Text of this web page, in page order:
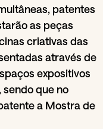
patentes
as peças
criativas das
através de
expositivos
que no
a Mostra de